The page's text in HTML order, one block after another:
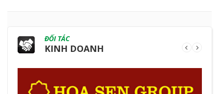
ĐỐI TÁC
KINH DOANH